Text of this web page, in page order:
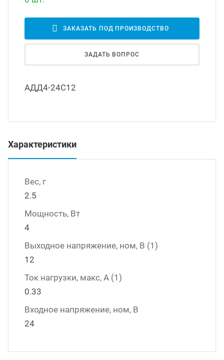
модули питания
DC преобразователи
AC инверторы
преобразователи
ЗАКАЗАТЬ ПОД ПРОИЗВОДСТВО
ЗАДАТЬ ВОПРОС
АДД4-24С12
Характеристики
Вес, г
2.5
Мощность, Вт
4
Выходное напряжение, ном, В (1)
12
Ток нагрузки, макс, А (1)
0.33
Входное напряжение, ном, В
24